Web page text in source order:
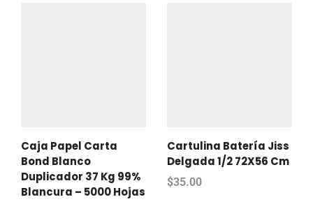
Caja Papel Carta
Bond Blanco
Duplicador 37 Kg 99%
Blancura – 5000 Hojas
Cartulina Batería Jiss
Delgada 1/2 72X56 Cm
$35.00